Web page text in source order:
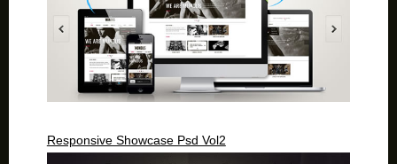
Responsive Showcase Psd Vol2